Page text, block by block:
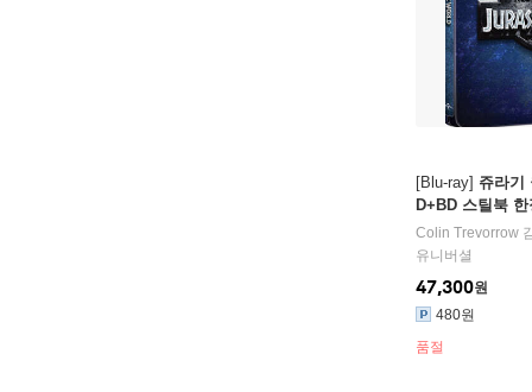
[Blu-ray] 쥬라기
D+BD 스틸북
Colin Trevorrow
유니버셜
47,300원
480원
품절